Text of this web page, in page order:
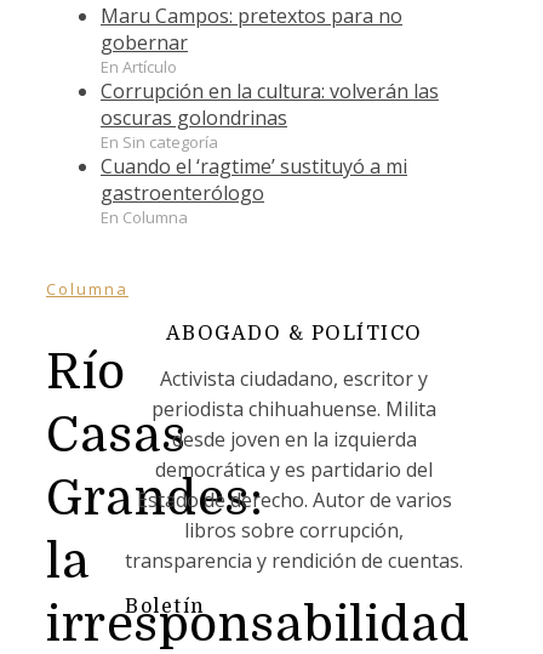
Maru Campos: pretextos para no
gobernar
En Artículo
Corrupción en la cultura: volverán las
oscuras golondrinas
En Sin categoría
Cuando el ‘ragtime’ sustituyó a mi
gastroenterólogo
En Columna
Columna
Río
Casas
Grandes:
la
irresponsabilidad
ABOGADO & POLÍTICO
Activista ciudadano, escritor y
periodista chihuahuense. Milita
desde joven en la izquierda
democrática y es partidario del
Estado de derecho. Autor de varios
libros sobre corrupción,
transparencia y rendición de cuentas.
Boletín